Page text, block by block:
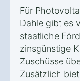
Für
Dahle gibt es
staatliche
zinsgünstige
Zuschüsse
Zusätzlich